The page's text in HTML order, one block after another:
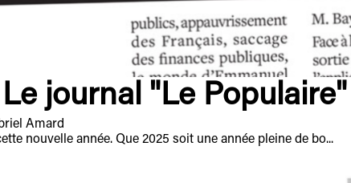
Le journal "Le Populaire"
Amard
nouvelle année. Que 2025 soit une année pleine de bo...